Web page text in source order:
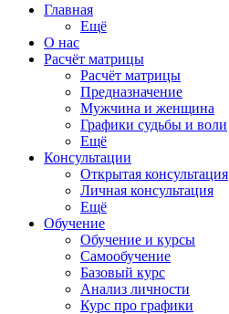
Главная
Ещё
О нас
Расчёт матрицы
Расчёт матрицы
Предназначение
Мужчина и женщина
Графики судьбы и воли
Ещё
Консультации
Открытая консультация
Личная консультация
Ещё
Обучение
Обучение и курсы
Самообучение
Базовый курс
Анализ личности
Курс про графики